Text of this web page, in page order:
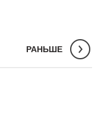
РАНЬШЕ